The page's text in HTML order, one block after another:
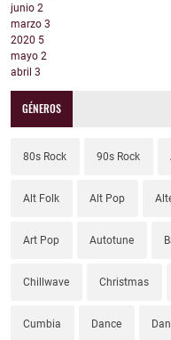
junio 2
marzo 3
2020 5
mayo 2
abril 3
GÉNEROS
80s Rock 90s Rock
Alt Folk Alt Pop
Art Pop Autotune
Chillwave Christmas
Cumbia Dance